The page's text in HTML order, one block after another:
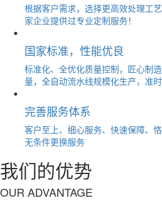
根据客户需求，选择更高效处理工
家企业提供过专业定制服务！
国家标准，性能优良
标准化、全优化质量控制，匠心制
量，全自动流水线规模化生产，准
完善服务体系
客户至上、细心服务、快速保障、
无条件更换服务
我们的优势
OUR ADVANTAGE